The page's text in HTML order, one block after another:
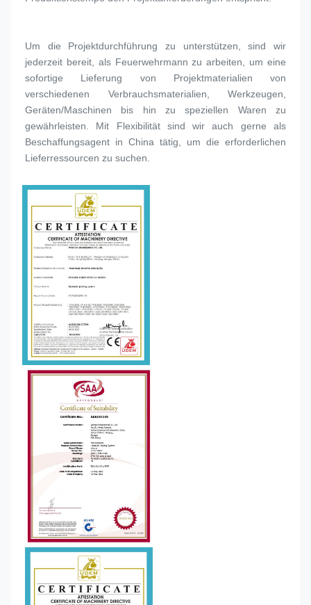
Um die Projektdurchführung zu unterstützen, sind wir
jederzeit bereit, als Feuerwehrmann zu arbeiten, um eine
sofortige Lieferung von Projektmaterialien von
verschiedenen Verbrauchsmaterialien, Werkzeugen,
Geräten/Maschinen bis hin zu speziellen Waren zu
gewährleisten. Mit Flexibilität sind wir auch gerne als
Beschaffungsagent in China tätig, um die erforderlichen
Lieferressourcen zu suchen.